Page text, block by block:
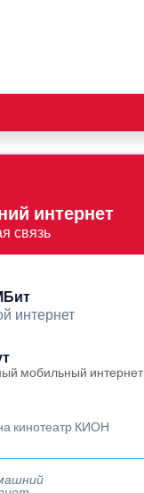
интернет
связь
интернет
мобильный интернет
кинотеатр КИОН